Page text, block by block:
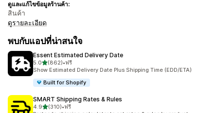
ดูและแก้ไขข้อมูลร้านค้า:
สินค้า
ดูรายละเอียด
พบกับแอปที่น่าสนใจ
Essent Estimated Delivery Date
5.0เต็ม 5 ดาว
(862)
ทั้งหมด 862 รีวิว
•ฟรี
Show Estimated Delivery Date Plus Shipping Time (EDD/ETA)
Built for Shopify
SMART Shipping Rates & Rules
4.9เต็ม 5 ดาว
(310)
ทั้งหมด 310 รีวิว
•ฟรี